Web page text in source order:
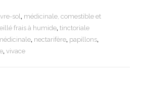
sol , médicinale, comestible et
frais à humide,tinctoriale
, nectarifère, papillons,
,vivace